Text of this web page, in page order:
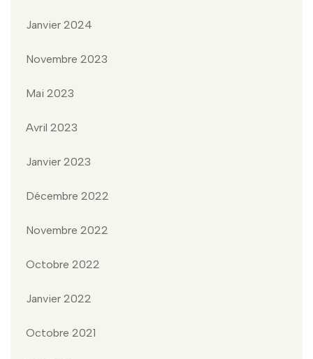
Janvier 2024
Novembre 2023
Mai 2023
Avril 2023
Janvier 2023
Décembre 2022
Novembre 2022
Octobre 2022
Janvier 2022
Octobre 2021